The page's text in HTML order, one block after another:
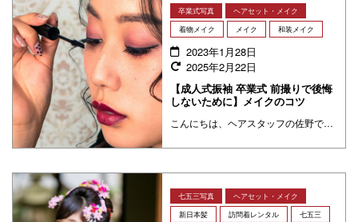
卒業式写真
ヘアセット・メイク
着物メイク
メイク 和装メイク
2023年1月28日
2025年2月22日
【成人式振袖 卒業式 前撮りで後悔
しないために】メイクのコツ
こんにちは、ヘアスタッフの佐野です。2月後半~卒業式が多くなり袴を着ることがあると思います。和装(袴)に似合うメイクが分からない！という方に着物に合うメイクについて詳しくご紹介しようと思います！ 着物に似合うメイク 着物 ・・・
七五三写真
ヘアセット・メイク
新日本髪
訪問着レンタル 七五三